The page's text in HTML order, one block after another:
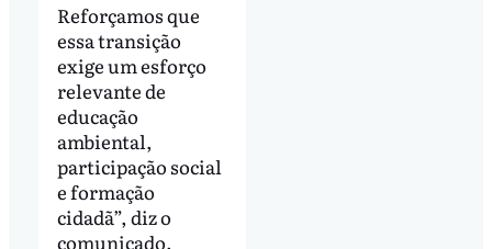
Reforçamos que
essa transição
exige um esforço
relevante de
educação
ambiental,
participação social
e formação
cidadã”, diz o
comunicado.